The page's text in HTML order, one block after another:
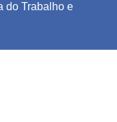
do Trabalho e